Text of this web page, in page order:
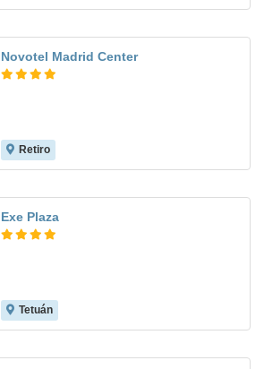
Novotel Madrid Center
Retiro
Exe Plaza
Tetuán